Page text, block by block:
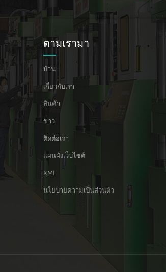
ตามเรามา
บ้าน
เกี่ยวกับเรา
สินค้า
ข่าว
ติดต่อเรา
แผนผังเว็บไซต์
XML
นโยบายความเป็นส่วนตัว